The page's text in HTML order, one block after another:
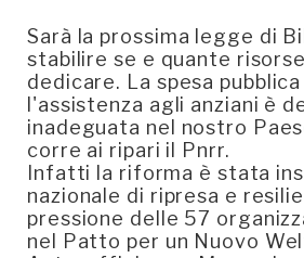
Sarà la prossima legge di
stabilire se e quante
dedicare. La spesa
l'assistenza agli anziani è
inadeguata nel nostro
corre ai ripari il Pnrr.
Infatti la riforma è stata
nazionale di ripresa e
pressione delle 57
nel Patto per un Nuovo